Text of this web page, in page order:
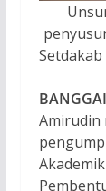
Setdakab
Amirudin